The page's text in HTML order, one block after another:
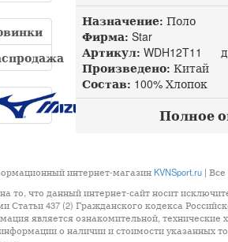
Назначение: Поло
Фирма: Star
Артикул: WDH12T11
Произведено: Китай
Состав: 100% Хлопок
Полное
интернет-магазин KVNSport.ru |
то, что данный интернет-сайт носит
Статьи 437 (2) Гражданского кодекса
является ознакомительной, технические
о наличии и стоимости указанных